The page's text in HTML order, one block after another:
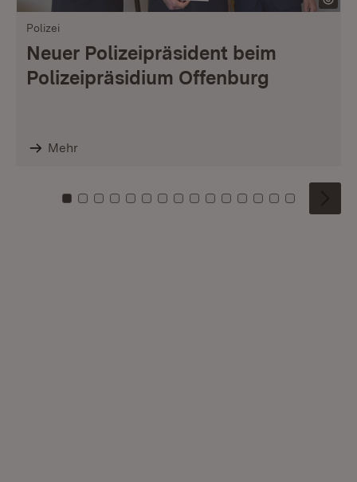
Polizei
Neuer Polizeipräsident beim
Polizeipräsidium Offenburg
Mehr
Zu Kachel: 0
Zu Kachel: 1
Zu Kachel: 2
Zu Kachel: 3
Zu Kachel: 4
Zu Kachel: 5
Zu Kachel: 6
Zu Kachel: 7
Zu Kachel: 8
Zu Kachel: 9
Zu Kachel: 10
Zu Kachel: 11
Zu Kachel: 12
Zu Kachel:
Zu